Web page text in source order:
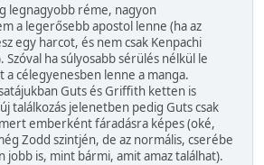
legnagyobb réme, nagyon
a legerősebb apostol lenne (ha az
egy harcot, és nem csak Kenpachi
Szóval ha súlyosabb sérülés nélkül le
célegyenesben lenne a manga.
Guts és Griffith ketten is
találkozás jelenetben pedig Guts csak
emberként fáradásra képes (oké,
Zodd szintjén, de az normális, cserébe
jobb is, mint bármi, amit amaz találhat).